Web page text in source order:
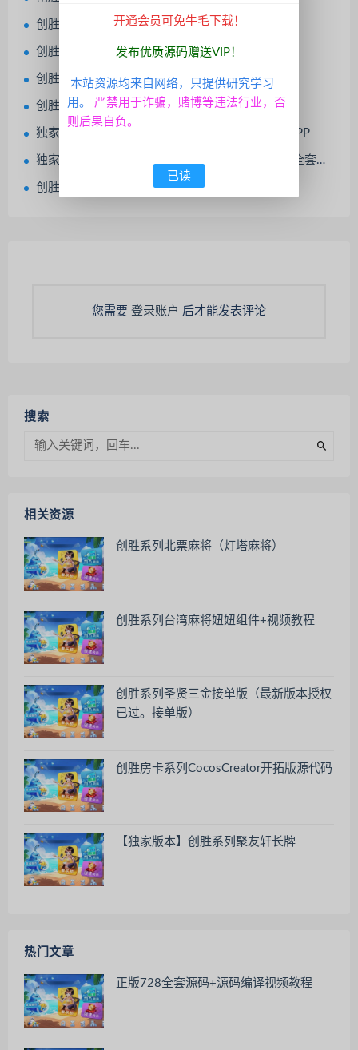
创胜系列新闲乐16合1双UI
创胜系列 贵州麻将和跑得快
创胜系列台湾麻将妞妞组件+视频教程
创胜房卡系列CocosCreator开拓版源代码
独家首发创胜系列25版划水麻将,全套数据+双端APP
独家首发创胜系列2025款嘉乐棋牌单款填大坑，全套数据+安卓+IOS
创胜系列幺鸡来了大联盟房卡俱乐部组件带双端
您需要 登录账户 后才能发表评论
搜索
相关资源
创胜系列北票麻将（灯塔麻将）
创胜系列台湾麻将妞妞组件+视频教程
创胜系列圣贤三金接单版（最新版本授权
已过。接单版）
创胜房卡系列CocosCreator开拓版源代码
【独家版本】创胜系列聚友轩长牌
热门文章
正版728全套源码+源码编译视频教程
开通会员可免牛毛下载！
发布优质源码赠送VIP！
本站资源均来自网络，只提供研究学习
用。
严禁用于诈骗，赌博等违法行业，否
则后果自负。
已读